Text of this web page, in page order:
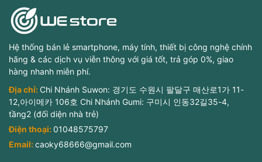
Hệ thống bán lẻ smartphone, máy tính, thiết bị công nghệ chính
hãng & các dịch vụ viễn thông với giá tốt, trả góp 0%, giao
hàng nhanh miễn phí.
Địa chỉ: Chi Nhánh Suwon: 경기도 수원시 팔달구 매산로1가 11-
12,아이메카 106호 Chi Nhánh Gumi: 구미시 인동32길35-4,
tầng2 (đối diện nhà trẻ)
Điện thoại:01048575797
Email:caoky68666@gmail.com